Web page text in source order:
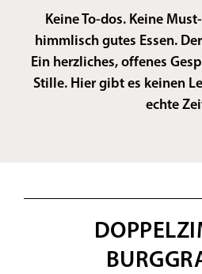
Keine To-dos. Keine
himmlisch gutes Essen.
Ein herzliches, offenes
Stille. Hier gibt es keinen
echte